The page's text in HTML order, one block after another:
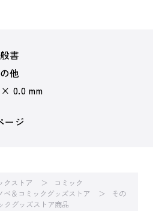
書
他
0.0 mm
ージ
クストア
コミック
ベ＆コミックグッズストア
その
クグッズストア商品